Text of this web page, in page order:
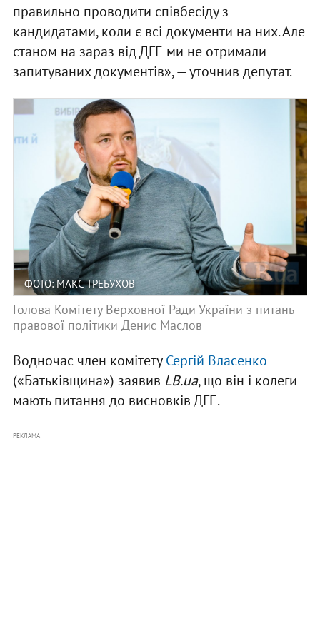
правильно проводити співбесіду з
кандидатами, коли є всі документи на них. Але
станом на зараз від ДГЕ ми не отримали
запитуваних документів», — уточнив депутат.
ФОТО: МАКС ТРЕБУХОВ
Голова Комітету Верховної Ради України з питань
правової політики Денис Маслов
Водночас член комітетуСергій Власенко
(«Батьківщина») заявив LB.ua, що він і колеги
мають питання до висновків ДГЕ.
РЕКЛАМА